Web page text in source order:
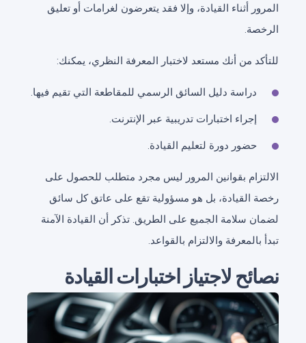
المرور أثناء القيادة، وإلا فقد يتعرضون لغرامات أو تعليق
الرخصة.
للتأكد من أنك مستعد لاختبار المعرفة النظري، يمكنك:
دراسة دليل السائق الرسمي للمقاطعة التي تقيم فيها.
إجراء اختبارات تدريبية عبر الإنترنت.
حضور دورة لتعليم القيادة.
الالتزام بقوانين المرور ليس مجرد متطلب للحصول على
رخصة القيادة، بل هو مسؤولية تقع على عاتق كل سائق
لضمان سلامة الجميع على الطريق. تذكر أن القيادة الآمنة
تبدأ بالمعرفة والالتزام بالقواعد.
نصائح لاجتياز اختبارات القيادة